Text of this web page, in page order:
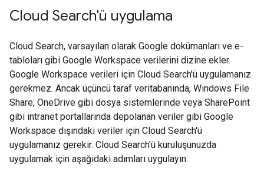
Cloud Search'ü uygulama
Cloud Search, varsayılan olarak Google dokümanları ve e-
tabloları gibi Google Workspace verilerini dizine ekler.
Google Workspace verileri için Cloud Search'ü uygulamanız
gerekmez. Ancak üçüncü taraf veritabanında, Windows File
Share, OneDrive gibi dosya sistemlerinde veya SharePoint
gibi intranet portallarında depolanan veriler gibi Google
Workspace dışındaki veriler için Cloud Search'ü
uygulamanız gerekir. Cloud Search'ü kuruluşunuzda
uygulamak için aşağıdaki adımları uygulayın.